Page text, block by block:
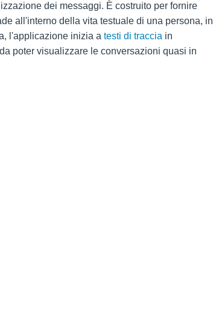
dei messaggi. È costruito per fornire
all'interno della vita testuale di una persona, in
l'applicazione inizia a testi di traccia in
poter visualizzare le conversazioni quasi in